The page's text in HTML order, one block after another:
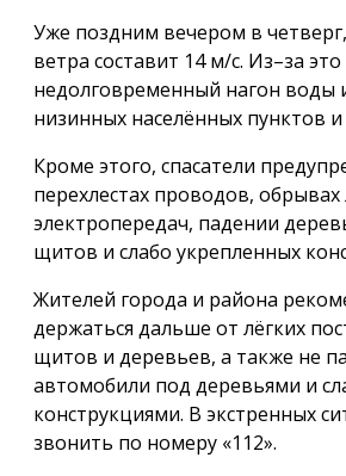
Уже поздним вечером в
ветра составит 14 м/с. Из–за
недолговременный нагон воды
низинных населённых пунктов и
Кроме этого, спасатели
перехлестах проводов,
электропередач, падении
щитов и слабо укрепленных
Жителей города и района
держаться дальше от лёгких
щитов и деревьев, а также не
автомобили под деревьями и
конструкциями. В экстренных
звонить по номеру «112».